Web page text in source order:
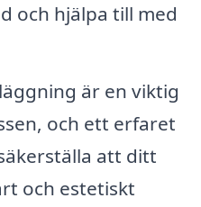
och hjälpa till med
är en viktig
och ett erfaret
att ditt
och estetiskt